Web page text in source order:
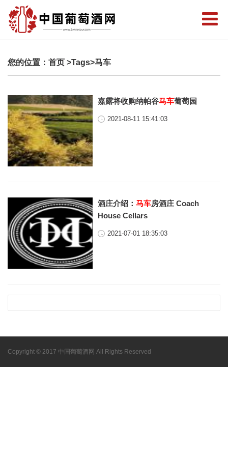
您的位置： 首页 >Tags>马车
嘉露将收购纳帕谷马车葡萄园
2021-08-11 15:41:03
酒庄介绍：马车房酒庄 Coach
House Cellars
2021-07-01 18:35:03
Copyright © 2017 中国葡萄酒网 All Rights Reserved